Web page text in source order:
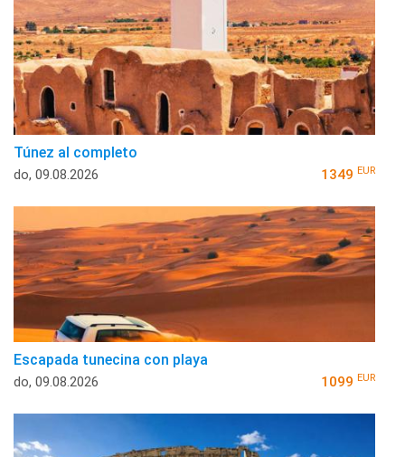
Túnez al completo
do, 09.08.2026 1349 EUR
Escapada tunecina con playa
do, 09.08.2026 1099 EUR